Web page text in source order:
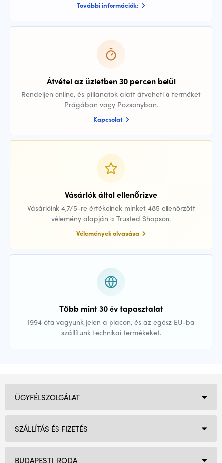
További információk:
Átvétel az üzletben 30 percen belül
Rendeljen online, és pillanatok alatt átveheti a terméket
Prágában vagy Pozsonyban.
Kapcsolat
Vásárlók által ellenőrizve
Vásárlóink 4,7/5-re értékelnek minket 485 ellenőrzött
vélemény alapján a Trusted Shopson.
Vélemények olvasása
Több mint 30 év tapasztalat
1994 óta vagyunk jelen a piacon, és az egész EU-ba
szállítunk technikai termékeket.
BUDAPESTI IRODA
ÜGYFÉLSZOLGÁLAT
SZÁLLÍTÁS ÉS FIZETÉS